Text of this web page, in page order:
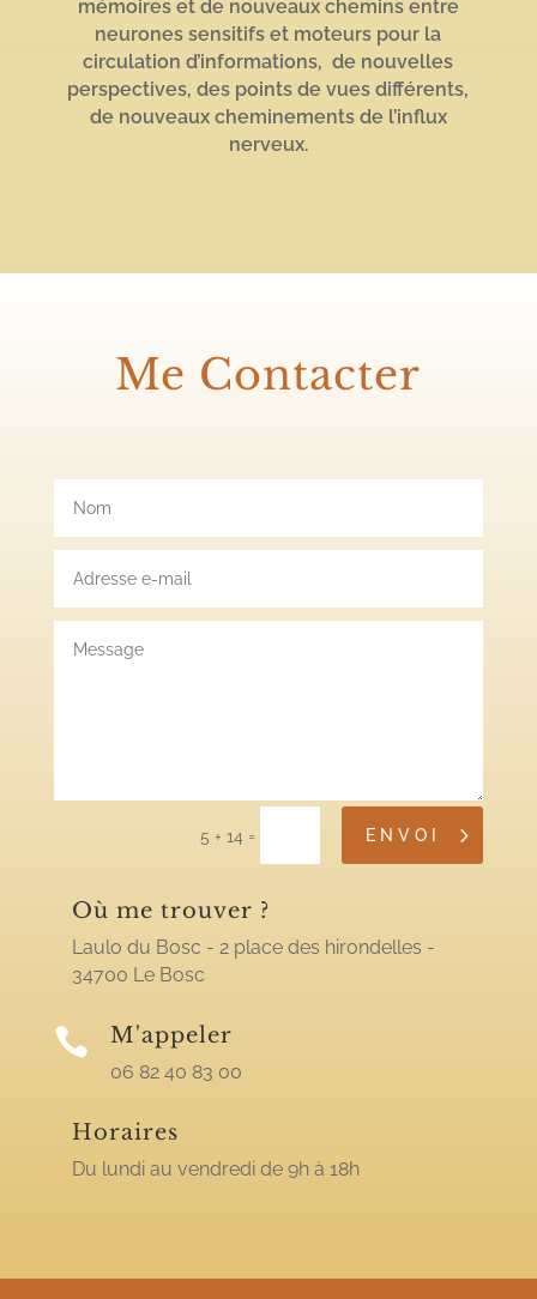
mémoires et de nouveaux chemins entre
neurones sensitifs et moteurs pour la
circulation d’informations, de nouvelles
perspectives, des points de vues différents,
de nouveaux cheminements de l’influx
nerveux.
Me Contacter
5 + 14 = ENVOI
Où me trouver ?
Laulo du Bosc - 2 place des hirondelles -
34700 Le Bosc
 M'appeler
06 82 40 83 00
Horaires
Du lundi au vendredi de 9h à 18h